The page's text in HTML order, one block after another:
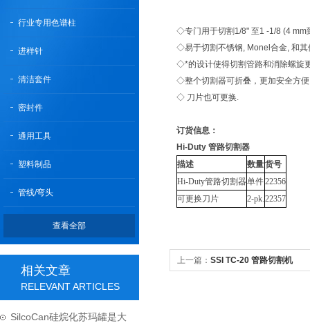
行业专用色谱柱
进样针
清洁套件
密封件
通用工具
塑料制品
管线/弯头
查看全部
相关文章
RELEVANT ARTICLES
SilcoCan硅烷化苏玛罐是大
◇专门用于切割1/8" 至1 -1/8 (4 mm
◇易于切割不锈钢, Monel合金, 和其
◇*的设计使得切割管路和消除螺旋
◇整个切割器可折叠，更加安全方
◇ 刀片也可更换.
订货信息：
Hi-Duty 管路切割器
描述
数量货号
Hi-Duty管路切割器单件22356
可更换刀片
2-pk.22357
上一篇： SSI TC-20 管路切割机